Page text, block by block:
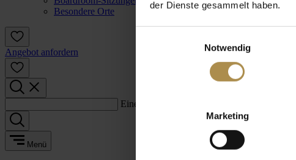
der Dienste gesammelt haben.
Notwendig
Marketing
Besondere Orte
Angebot anfordern
Einen Suchbegriff eingeben:
Menü